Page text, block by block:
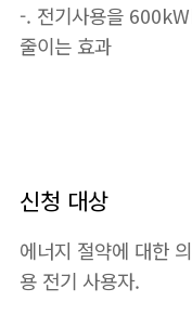
-. 전기사용을
줄이는 효과
신청 대상
에너지 절약에 대한
용 전기 사용자.